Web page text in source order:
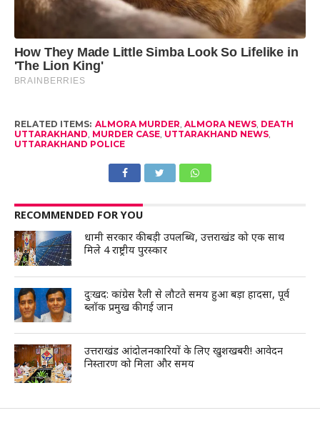
RELATED ITEMS: ALMORA MURDER ALMORA NEWS, DEATH
UTTARAKHAND MURDER CASE, UTTARAKHAND NEWS,
UTTARAKHAND POLICE
RECOMMENDED FOR YOU
धामी सरकार की बड़ी उपलब्धि, उत्तराखंड को एक साथ
मिले 4 राष्ट्रीय पुरस्कार
दुःखद: कांग्रेस रैली से लौटते समय हुआ बड़ा हादसा, पूर्व
ब्लॉक प्रमुख की गई जान
उत्तराखंड आंदोलनकारियों के लिए खुशखबरी! आवेदन
निस्तारण को मिला और समय